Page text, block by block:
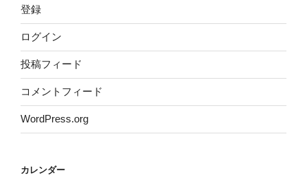
登録
ログイン
投稿フィード
コメントフィード
WordPress.org
カレンダー